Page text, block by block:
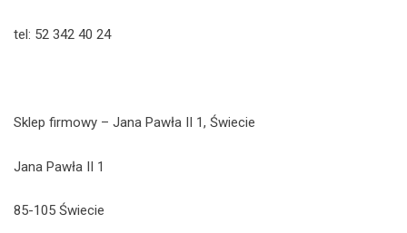
tel: 52 342 40 24
Sklep firmowy – Jana Pawła II 1, Świecie
Jana Pawła II 1
85-105 Świecie